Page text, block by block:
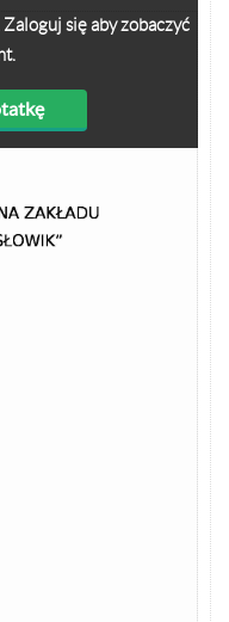
się aby zobaczyć